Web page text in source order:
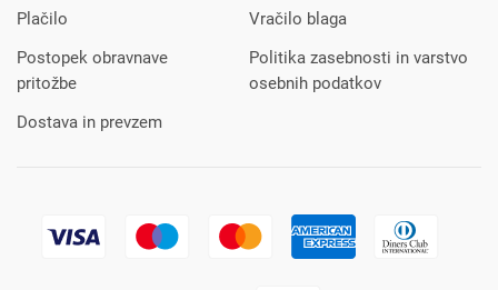
Plačilo
Vračilo blaga
Postopek obravnave
pritožbe
Politika zasebnosti in varstvo
osebnih podatkov
Dostava in prevzem